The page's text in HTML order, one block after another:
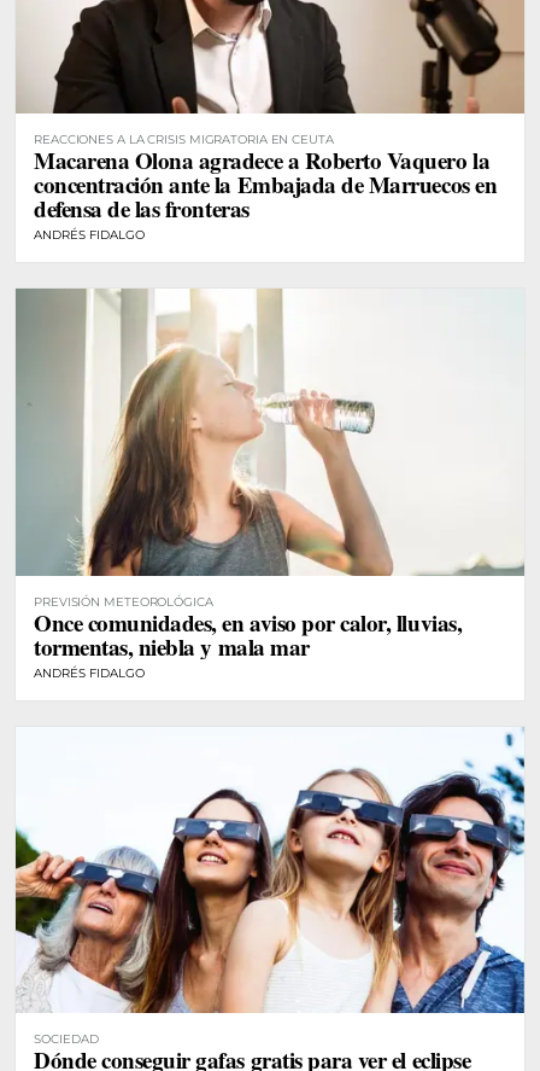
REACCIONES A LA CRISIS MIGRATORIA EN CEUTA
Macarena Olona agradece a Roberto Vaquero la
concentración ante la Embajada de Marruecos en
defensa de las fronteras
ANDRÉS FIDALGO
PREVISIÓN METEOROLÓGICA
Once comunidades, en aviso por calor, lluvias,
tormentas, niebla y mala mar
ANDRÉS FIDALGO
SOCIEDAD
Dónde conseguir gafas gratis para ver el eclipse